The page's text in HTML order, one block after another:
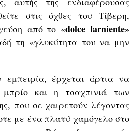
στις όχθες του Τίβερη,
από το «dolce farniente»
τη «γλυκύτητα του να μην
έρχεται άρτια να
και η τσαχπινιά των
που σε χαιρετούν λέγοντας
με ένα πλατύ χαμόγελο στο